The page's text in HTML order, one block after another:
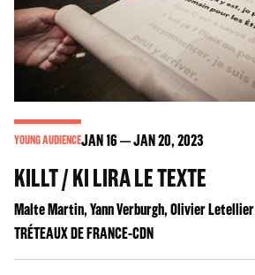
YOUNG AUDIENCEJAN16 JAN20, 2023
KILLT / KI LIRA LE TEXTE
Malte Martin, Yann Verburgh, Olivier Letellier
TRÉTEAUX DE FRANCE-CDN